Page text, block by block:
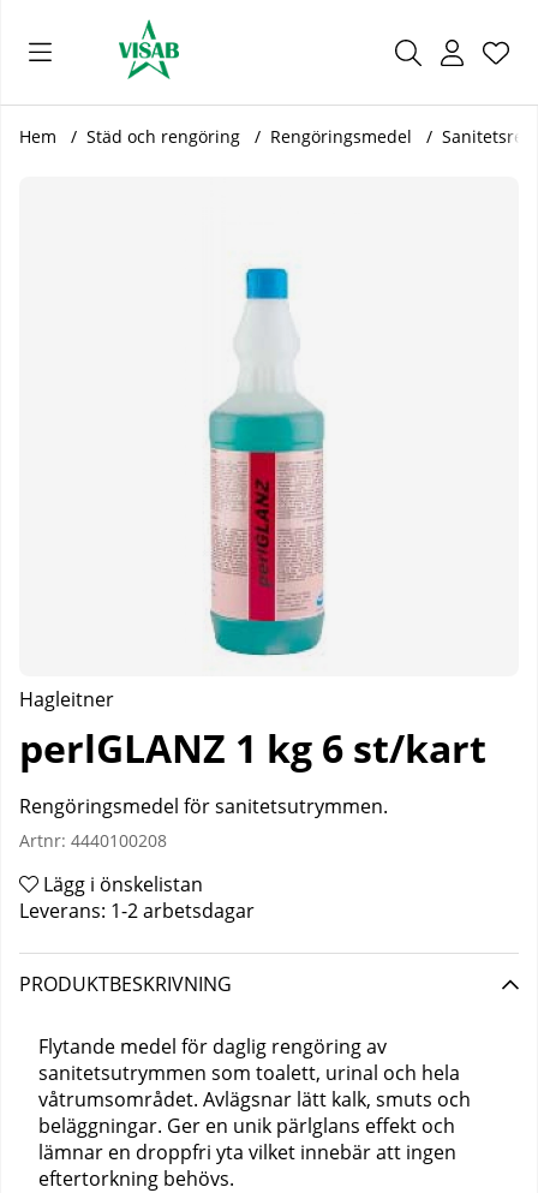
.
Hem Städ och rengöring Rengöringsmedel
Hagleitner
perlGLANZ 1 kg 6 st/kart
Rengöringsmedel för sanitetsutrymmen.
Artnr: 4440100208
Lägg i önskelistan
Leverans: 1-2 arbetsdagar
PRODUKTBESKRIVNING
Flytande medel för daglig rengöring av
sanitetsutrymmen som toalett, urinal och hela
våtrumsområdet. Avlägsnar lätt kalk, smuts och
beläggningar. Ger en unik pärlglans effekt och
lämnar en droppfri yta vilket innebär att ingen
eftertorkning behövs.